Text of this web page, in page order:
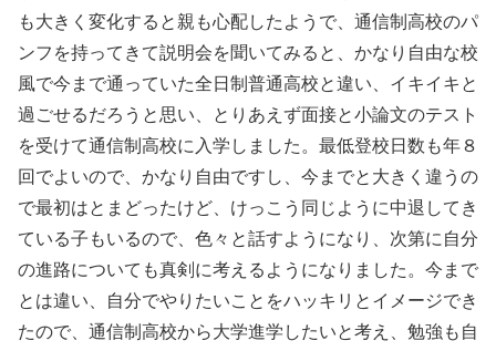
も大きく変化すると親も心配したようで、通信制高校のパ
ンフを持ってきて説明会を聞いてみると、かなり自由な校
風で今まで通っていた全日制普通高校と違い、イキイキと
過ごせるだろうと思い、とりあえず面接と小論文のテスト
を受けて通信制高校に入学しました。最低登校日数も年８
回でよいので、かなり自由ですし、今までと大きく違うの
で最初はとまどったけど、けっこう同じように中退してき
ている子もいるので、色々と話すようになり、次第に自分
の進路についても真剣に考えるようになりました。今まで
とは違い、自分でやりたいことをハッキリとイメージでき
たので、通信制高校から大学進学したいと考え、勉強も自